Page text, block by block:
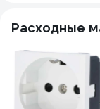
Расходные